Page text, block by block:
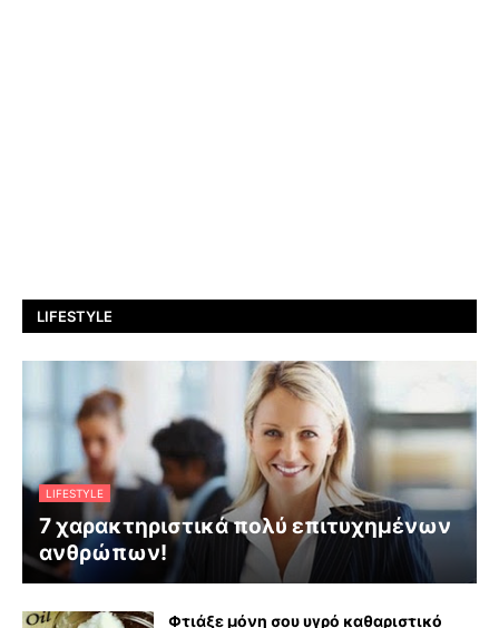
LIFESTYLE
LIFESTYLE
7 χαρακτηριστικά πολύ επιτυχημένων
ανθρώπων!
Φτιάξε μόνη σου υγρό καθαριστικό